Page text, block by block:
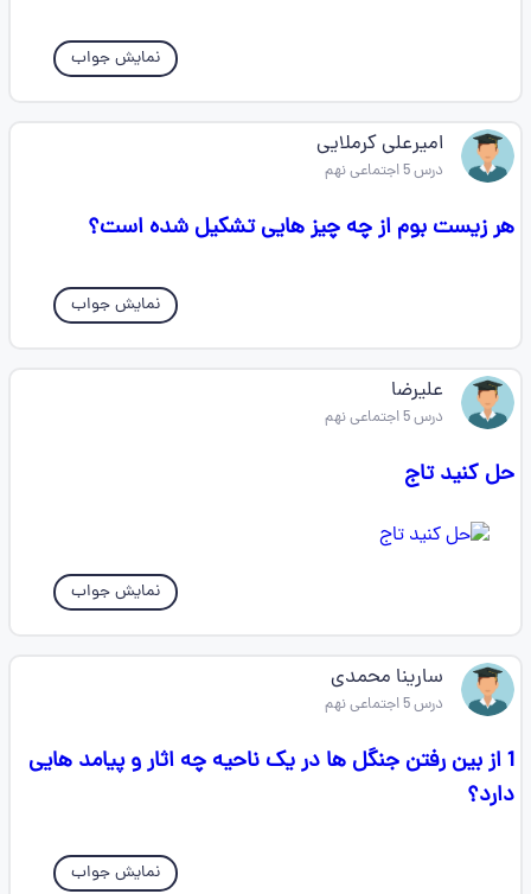
نمایش جواب
امیرعلی کرملایی
درس 5 اجتماعی نهم
هر زیست بوم از چه چیز هایی تشکیل شده است؟
نمایش جواب
علیرضا
درس 5 اجتماعی نهم
حل کنید تاج
نمایش جواب
سارینا محمدی
درس 5 اجتماعی نهم
1 از بین رفتن جنگل ها در یک ناحیه چه اثار و پیامد هایی
دارد؟
نمایش جواب